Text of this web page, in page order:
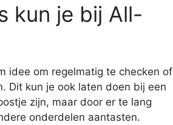
kun je bij All-
idee om regelmatig te checken of
Dit kun je ook laten doen bij een
zijn, maar door er te lang
onderdelen aantasten.